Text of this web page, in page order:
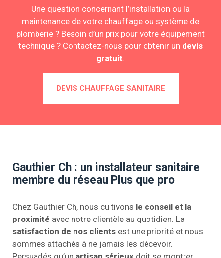
Une question concernant l’installation ou la
maintenance de votre chauffage ou système de
plomberie ? Besoin d’un prix pour votre équipement
technique ? Contactez-nous pour obtenir un devis
gratuit.
DEVIS CHAUFFAGE SANITAIRE
Gauthier Ch : un installateur sanitaire
membre du réseau Plus que pro
Chez Gauthier Ch, nous cultivons le conseil et la
proximité avec notre clientèle au quotidien. La
satisfaction de nos clients est une priorité et nous
sommes attachés à ne jamais les décevoir.
Persuadés qu’un artisan sérieux doit se montrer